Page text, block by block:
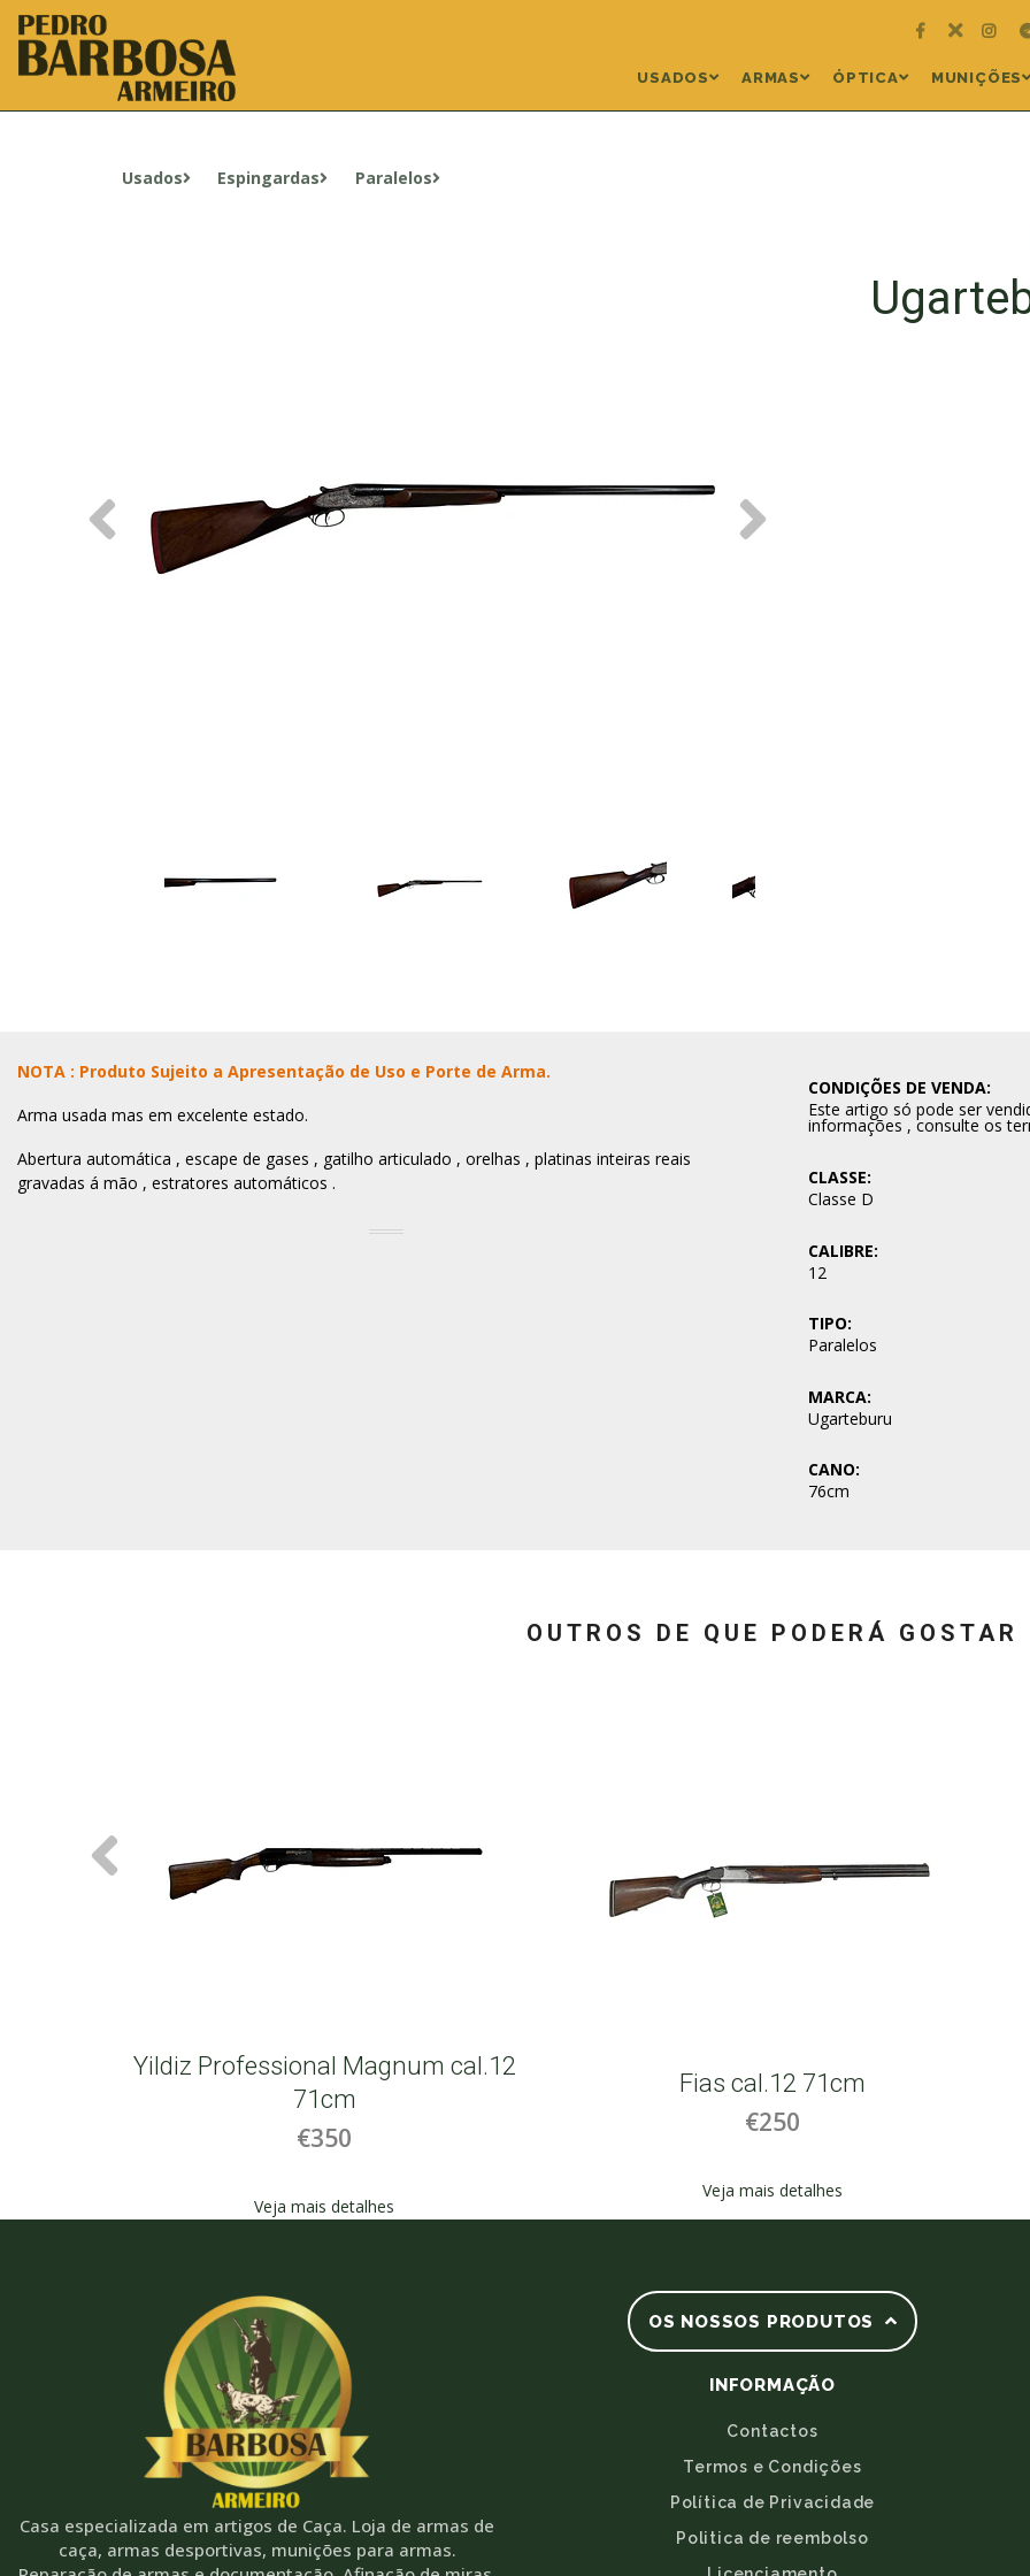
USADOS ARMAS ÓPTICA MUNIÇÕES
Usados Espingardas Paralelos
NOTA : Produto Sujeito a Apresentação de Uso e Porte de Arma.
Arma usada mas em excelente estado.
Abertura automática , escape de gases , gatilho articulado , orelhas , platinas inteiras reais
gravadas á mão , estratores automáticos .
CONDIÇÕES DE VENDA:
Este artigo só pode ser
informações , consulte os
CLASSE:
Classe D
CALIBRE:
12
TIPO:
Paralelos
MARCA:
Ugarteburu
CANO:
76cm
OUTROS DE QUE PODERÁ GOSTAR
Yildiz Professional Magnum cal.12
71cm
€350
Veja mais detalhes
Fias cal.12 71cm
€250
Veja mais detalhes
Casa especializada em artigos de Caça. Loja de armas de
caça, armas desportivas, munições para armas.
OS NOSSOS PRODUTOS
INFORMAÇÃO
Contactos
Termos e Condições
Política de Privacidade
Politica de reembolso